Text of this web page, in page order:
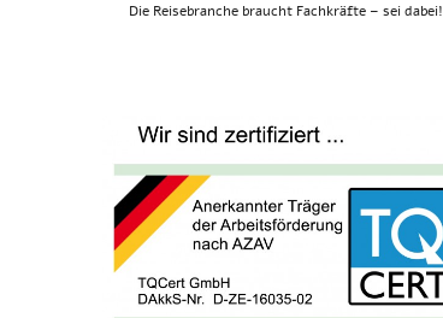
Die Reisebranche braucht Fachkräfte – sei dabei!